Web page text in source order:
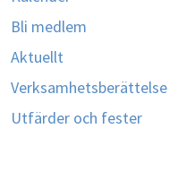
Bli medlem
Aktuellt
Verksamhetsberättelse
Utfärder och fester